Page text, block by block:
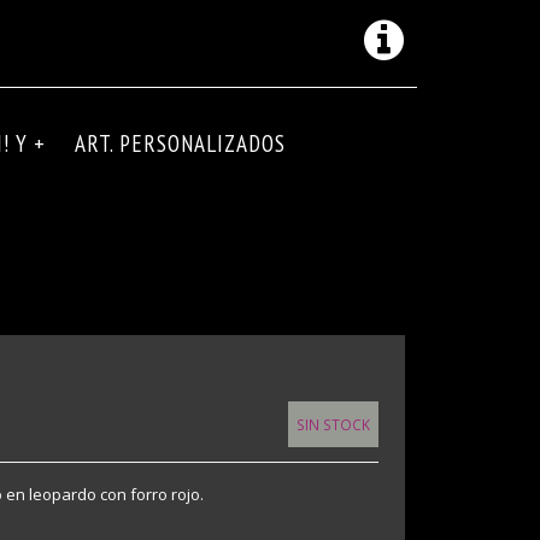
Y + ART. PERSONALIZADOS
SIN STOCK
leopardo con forro rojo.